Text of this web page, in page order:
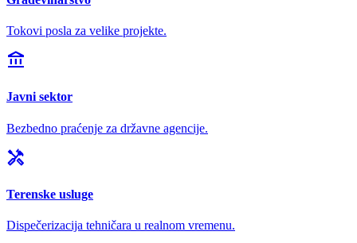
Tokovi posla za velike projekte.
account_balance
Javni sektor
Bezbedno praćenje za državne agencije.
handyman
Terenske usluge
Dispečerizacija tehničara u realnom vremenu.